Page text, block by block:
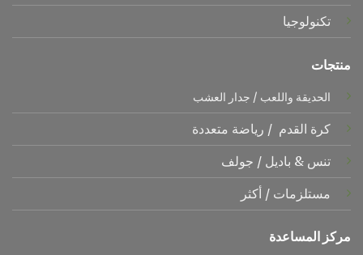
تكنولوجيا
منتجات
الحديقة واللعب / جدار العشب
كرة القدم / رياضة متعددة
تنس & باديل / جولف
مستلزمات / أكثر
مركز المساعدة